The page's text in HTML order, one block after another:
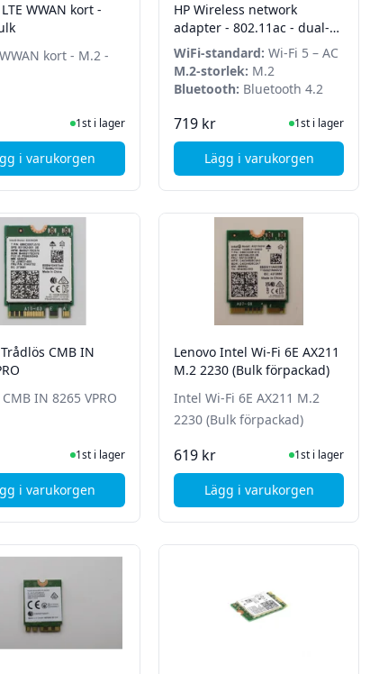
- Bulk
WWAN kort -
kort - M.2 -
I Lager1st i lager
i varukorgen
, Dell 4G LTE WWAN kort - M.2 - Bulk
HP Wireless network
adapter - 802.11ac - dual-
band 2.4GHz & 5GHz -
Bluetooth 4.2
WiFi-standard: Wi-Fi 5 – AC
M.2-storlek: M.2
Bluetooth: Bluetooth 4.2
719 kr I Lager1st i lager
Lägg i varukorgen
, HP Wireless
- Bulk förpackad
CMB IN
IN 8265 VPRO
I Lager1st i lager
i varukorgen
, Lenovo Trådlös CMB IN 8265 VPRO
Lenovo Intel Wi-Fi 6E AX211
M.2 2230 (Bulk förpackad)
Intel Wi-Fi 6E AX211 M.2
2230 (Bulk förpackad)
619 kr I Lager1st i lager
Lägg i varukorgen, Lenovo Intel Wi-Fi